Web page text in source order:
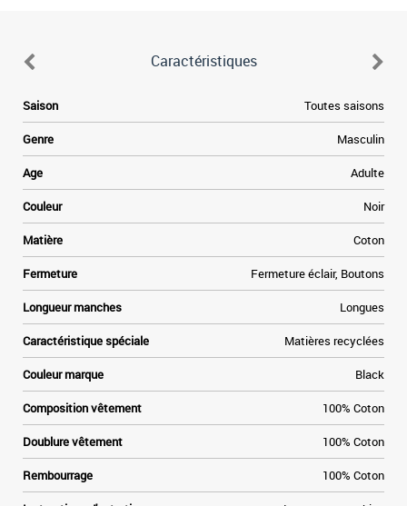
Caractéristiques
Saison Toutes saisons
Genre Masculin
Age Adulte
Couleur Noir
Matière Coton
Fermeture Fermeture éclair, Boutons
Longueur manches Longues
Caractéristique spéciale Matières recyclées
Couleur marque Black
Composition vêtement 100% Coton
Doublure vêtement 100% Coton
Rembourrage 100% Coton